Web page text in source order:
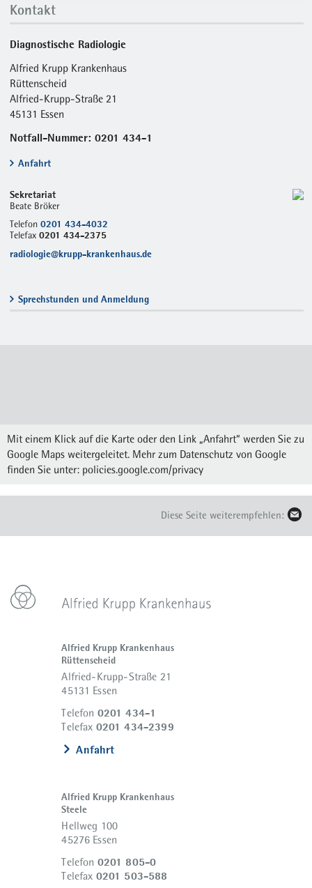
Kontakt
Diagnostische Radiologie
Alfried Krupp Krankenhaus
Rüttenscheid
Alfried-Krupp-Straße 21
45131 Essen
Notfall-Nummer: 0201 434-1
Anfahrt
Sekretariat
Beate Bröker
Telefon0201 434-4032
Telefax0201 434-2375
radiologie@krupp-krankenhaus.de
Sprechstunden und Anmeldung
Mit einem Klick auf die Karte oder den Link „Anfahrt“ werden Sie zu
Google Maps weitergeleitet. Mehr zum Datenschutz von Google
finden Sie unter: policies.google.com/privacy
Diese Seite weiterempfehlen:
Alfried Krupp Krankenhaus
Rüttenscheid
Alfried-Krupp-Straße 21
45131 Essen
Telefon 0201 434-1
Telefax 0201 434-2399
Anfahrt
Alfried Krupp Krankenhaus
Steele
Hellweg 100
45276 Essen
Telefon 0201 805-0
Telefax 0201 503-588